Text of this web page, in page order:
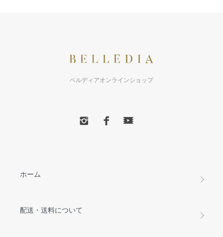
ベルディアオンラインショップ
ホーム
配送・送料について